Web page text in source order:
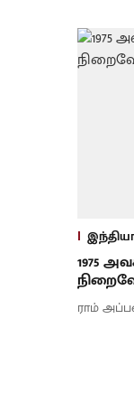
1975
ராம்